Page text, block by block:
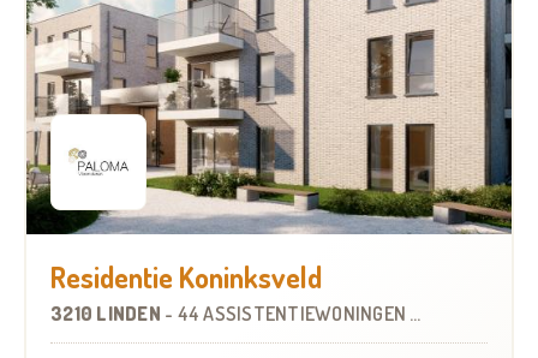
Residentie Koninksveld
3210 LINDEN - 44 ASSISTENTIEWONINGEN OP